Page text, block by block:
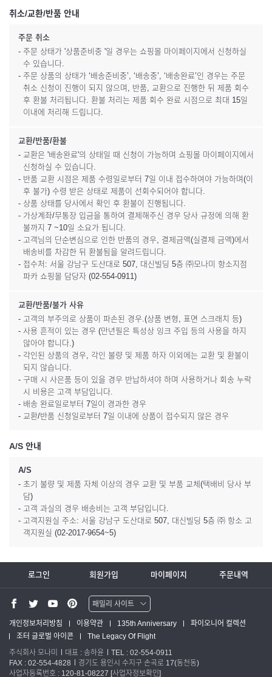
취소/교환/반품 안내
주문 취소
- 주문 상태가 '상품준비중 '일 경우는 쇼핑몰 마이페이지에서 신청하실
수 있습니다.
- 주문 상품의 상태가 ‘배송준비중’, ‘배송중’, ‘배송완료’인 경우는 주문
취소 신청이 진행이 되지 않으며, 반품, 교환으로 진행한 뒤 제품 회수
후 환불 처리됩니다. 환불 처리는 제품 회수 완료 시점으로 최대 15일
이내에 처리해 드립니다.
교환/반품/환불
- 교환은 '배송완료'의 상태일 때 신청이 가능하며 쇼핑몰 마이페이지에서
신청하실 수 있습니다.
- 반품 교환 시점은 제품 수령일로부터 7일 이내 접수하여야 가능하며(이
후 불가) 수령 받은 상태로 제품이 선회수되어야 합니다.
- 상품 상태를 당사에서 확인 후 환불이 진행됩니다.
- 가상계좌/무통장 입금을 통하여 결제해주신 경우 당사 규정에 의해 환
불까지 7 ~10일 소요가 됩니다.
- 고객님의 단순변심으로 인한 반품의 경우, 결제금액(실결제 금액)에서
배송비를 차감한 뒤 환불됨을 알려드립니다.
- 접수처: 서울 강남구 도산대로 507, 대신빌딩 5층 ㈜모나미 항소지점
파카 쇼핑몰 담당자 (02-554-0911)
교환/반품/불가 사유
- 고객의 부주의로 상품이 파손된 경우.(상품 변형, 표면 스크래치 등)
- 사용 흔적이 있는 경우 (만년필은 특성상 잉크 주입 등의 사용을 하지
않아야 합니다.)
- 각인된 상품의 경우, 각인 불량 및 제품 하자 이외에는 교환 및 환불이
되지 않습니다.
- 구매 시 사은품 등이 있을 경우 반납하셔야 하며 사용하거나 회송 누락
시 비용은 고객 부담입니다.
- 배송 완료일로부터 7일이 경과한 경우
- 교환/반품 신청일로부터 7일 이내에 상품이 접수되지 않은 경우
A/S 안내
A/S
- 초기 불량 및 제품 자체 이상의 경우 교환 및 부품 교체(택배비 당사 부
담)
- 고객 과실의 경우 배송비는 고객 부담입니다.
- 고객지원실 주소: 서울 강남구 도산대로 507, 대신빌딩 5층 ㈜ 항소 고
객지원실 (02-2017-9654~5)
로그인 회원가입 마이페이지 주문내역
패밀리 사이트
워터맨 쇼핑몰
파카 글로벌
개인정보처리방침 이용약관 135th Anniversary
파이오니어 컬렉션
조터 글로벌 아이콘
The Legacy Of Flight
주식회사 모나미
대표 : 송하윤
TEL : 02-554-0911
FAX : 02-554-4828
경기도 용인시 수지구 손곡로 17(동천동)
사업자등록번호 : 120-81-08227 [사업자정보확인]